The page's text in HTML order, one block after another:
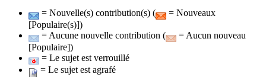
= Nouvelle(s) contribution(s) (
= Nouveaux
[Populaire(s)])
= Aucune nouvelle contribution (
= Aucun nouveau
[Populaire])
= Le sujet est verrouillé
= Le sujet est agrafé